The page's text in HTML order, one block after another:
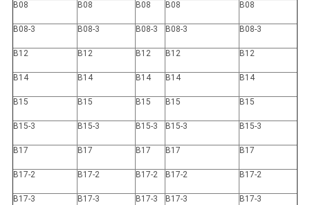
B08
B08 B08 B08 B08
B08-3 B08-3 B08-3 B08-3 B08-3
B12 B12 B12 B12 B12
B14 B14 B14 B14 B14
B15 B15 B15 B15 B15
B15-3 B15-3 B15-3 B15-3 B15-3
B17 B17 B17 B17 B17
B17-2 B17-2 B17-2 B17-2 B17-2
B17-3 B17-3 B17-3 B17-3 B17-3